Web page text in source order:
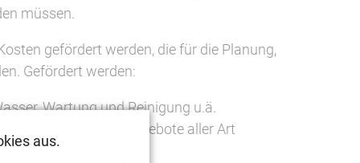
müssen.
gefördert werden, die für die Planung,
Gefördert werden:
Wartung und Reinigung u.ä.
und kulturelle Angebote aller Art
aus.